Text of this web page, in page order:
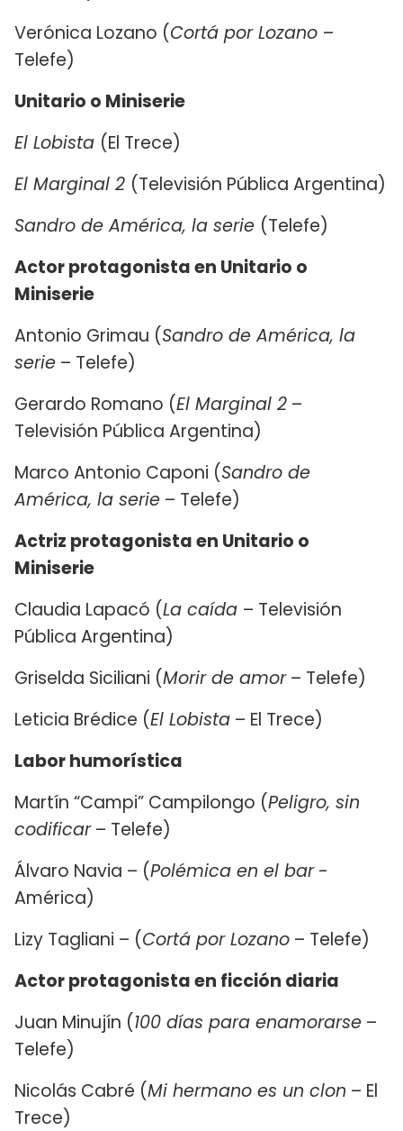
Verónica Lozano (Cortá por Lozano –
Telefe)
Unitario o Miniserie
El Lobista (El Trece)
El Marginal 2 (Televisión Pública Argentina)
Sandro de América, la serie (Telefe)
Actor protagonista en Unitario o
Miniserie
Antonio Grimau (Sandro de América, la
serie – Telefe)
Gerardo Romano (El Marginal 2 –
Televisión Pública Argentina)
Marco Antonio Caponi (Sandro de
América, la serie – Telefe)
Actriz protagonista en Unitario o
Miniserie
Claudia Lapacó (La caída – Televisión
Pública Argentina)
Griselda Siciliani (Morir de amor– Telefe)
Leticia Brédice (El Lobista – El Trece)
Labor humorística
Martín “Campi” Campilongo (Peligro, sin
codificar– Telefe)
Álvaro Navia – (Polémica en el bar-
América)
Lizy Tagliani – (Cortá por Lozano – Telefe)
Actor protagonista en ficción diaria
Juan Minujín (100 días para enamorarse –
Telefe)
Nicolás Cabré (Mi hermano es un clon – El
Trece)